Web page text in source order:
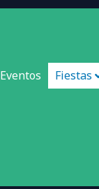
Eventos Fiestas